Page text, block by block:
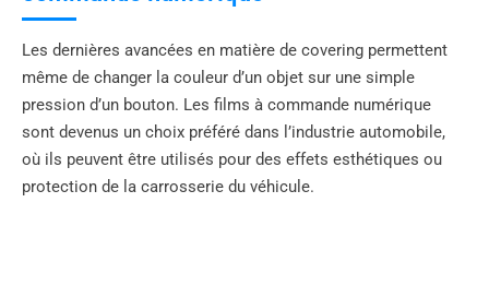
Les dernières avancées en matière de covering permettent
même de changer la couleur d’un objet sur une simple
pression d’un bouton. Les films à commande numérique
sont devenus un choix préféré dans l’industrie automobile,
où ils peuvent être utilisés pour des effets esthétiques ou
protection de la carrosserie du véhicule.